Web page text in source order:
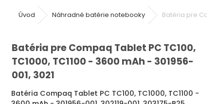
Úvod Náhradné batérie notebooky Batéria pre
Batéria pre Compaq Tablet PC TC100,
TC1000, TC1100 - 3600 mAh - 301956-
001, 3021
Batéria Compaq Tablet PC TC100, TC1000, TC1100 -